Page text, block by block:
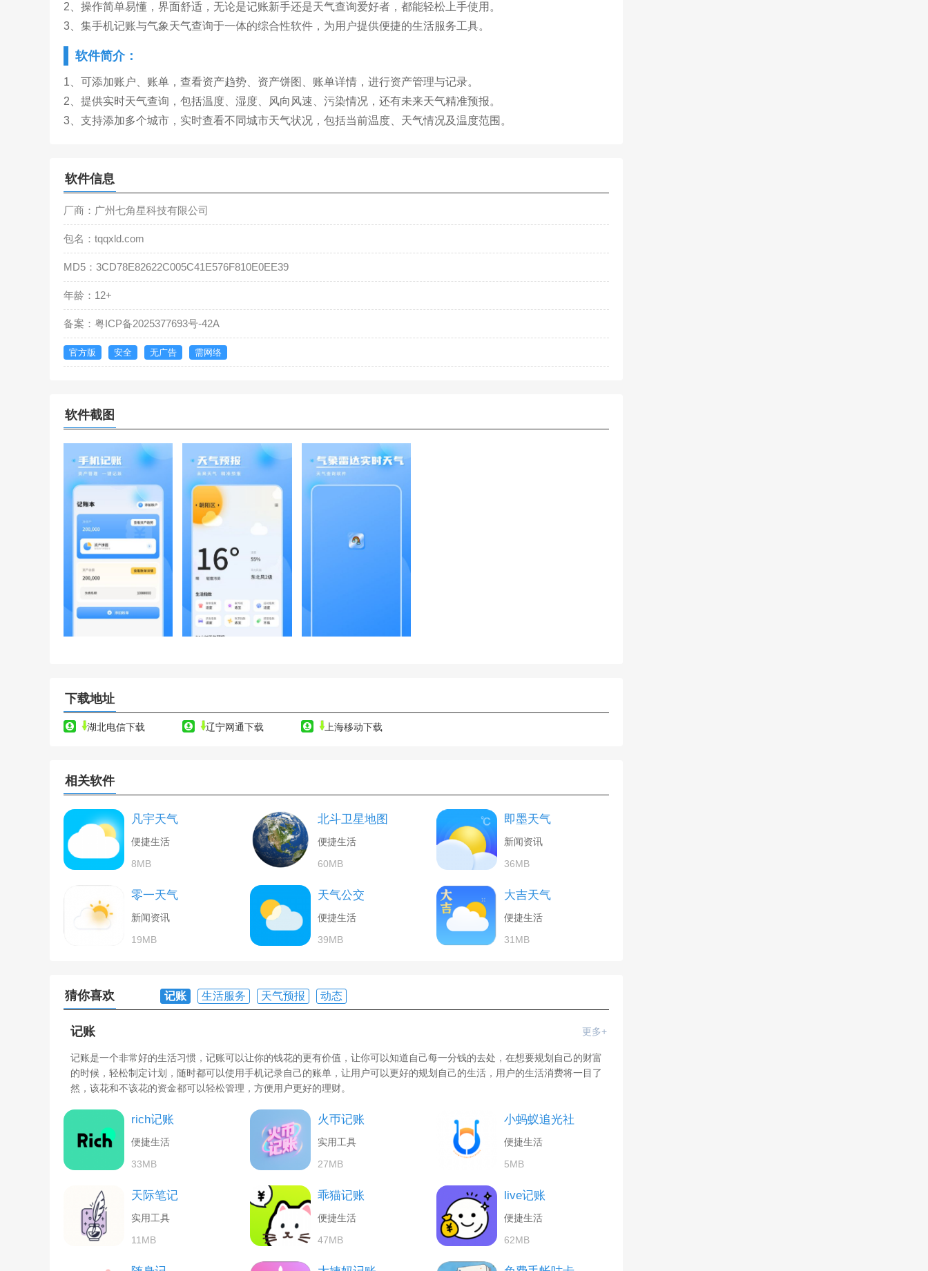
2、操作简单易懂，界面舒适，无论是记账新手还是天气查询爱好者，都能轻松上手使用。
3、集手机记账与气象天气查询于一体的综合性软件，为用户提供便捷的生活服务工具。
软件简介：
1、可添加账户、账单，查看资产趋势、资产饼图、账单详情，进行资产管理与记录。
2、提供实时天气查询，包括温度、湿度、风向风速、污染情况，还有未来天气精准预报。
3、支持添加多个城市，实时查看不同城市天气状况，包括当前温度、天气情况及温度范围。
软件信息
厂商：广州七角星科技有限公司
包名：tqqxld.com
MD5：3CD78E82622C005C41E576F810E0EE39
年龄：12+
备案：粤ICP备2025377693号-42A
官方版 安全 无广告 需网络
软件截图
下载地址
湖北电信下载 辽宁网通下载 上海移动下载
相关软件
凡宇天气
便捷生活
8MB
北斗卫星地图
便捷生活
60MB
即墨天气
新闻资讯
36MB
零一天气
新闻资讯
19MB
天气公交
便捷生活
39MB
大吉天气
便捷生活
31MB
猜你喜欢 记账 生活服务 天气预报 动态
记账 更多+
记账是一个非常好的生活习惯，记账可以让你的钱花的更有价值，让你可以知道自己每一分钱的去处，在想要规划自己的财富
的时候，轻松制定计划，随时都可以使用手机记录自己的账单，让用户可以更好的规划自己的生活，用户的生活消费将一目了
然，该花和不该花的资金都可以轻松管理，方便用户更好的理财。
rich记账
便捷生活
33MB
火帀记账
实用工具
27MB
小蚂蚁追光社
便捷生活
5MB
天际笔记
实用工具
11MB
乖猫记账
便捷生活
47MB
live记账
便捷生活
62MB